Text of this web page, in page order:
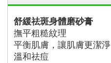
舒緩祛斑身體磨砂膏
撫平粗糙紋理
平衡肌膚，讓肌膚更潔淨
溫和祛痘